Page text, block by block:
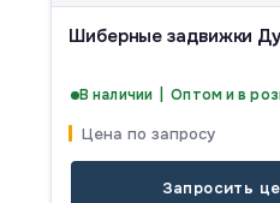
Шиберные задвижки
В наличии | Оптом и в
Цена по запросу
Запросить